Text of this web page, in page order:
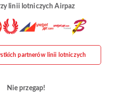
linii lotniczych Airpaz
partnerów linii lotniczych
Nie przegap!